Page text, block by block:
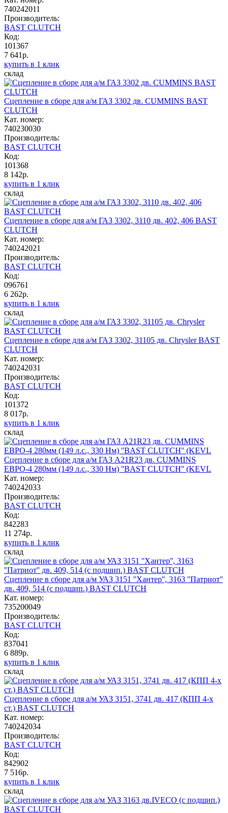
740242011
Производитель:
BAST CLUTCH
Код:
101367
7 641р.
купить в 1 клик
склад
Сцепление в сборе для а/м ГАЗ 3302 дв. CUMMINS BAST
CLUTCH
Кат. номер:
740230030
Производитель:
BAST CLUTCH
Код:
101368
8 142р.
купить в 1 клик
склад
Сцепление в сборе для а/м ГАЗ 3302, 3110 дв. 402, 406 BAST
CLUTCH
Кат. номер:
740242021
Производитель:
BAST CLUTCH
Код:
096761
6 262р.
купить в 1 клик
склад
Сцепление в сборе для а/м ГАЗ 3302, 31105 дв. Chrysler BAST
CLUTCH
Кат. номер:
740242031
Производитель:
BAST CLUTCH
Код:
101372
8 017р.
купить в 1 клик
склад
Сцепление в сборе для а/м ГАЗ A21R23 дв. CUMMINS
ЕВРО-4 280мм (149 л.с., 330 Нм) ''BAST CLUTCH'' (KEVL
Кат. номер:
740242033
Производитель:
BAST CLUTCH
Код:
842283
11 274р.
купить в 1 клик
склад
Сцепление в сборе для а/м УАЗ 3151 ''Хантер'', 3163 ''Патриот''
дв. 409, 514 (с подшип.) BAST CLUTCH
Кат. номер:
735200049
Производитель:
BAST CLUTCH
Код:
837041
6 889р.
купить в 1 клик
склад
Сцепление в сборе для а/м УАЗ 3151, 3741 дв. 417 (КПП 4-х
ст.) BAST CLUTCH
Кат. номер:
740242034
Производитель:
BAST CLUTCH
Код:
842902
7 516р.
купить в 1 клик
склад